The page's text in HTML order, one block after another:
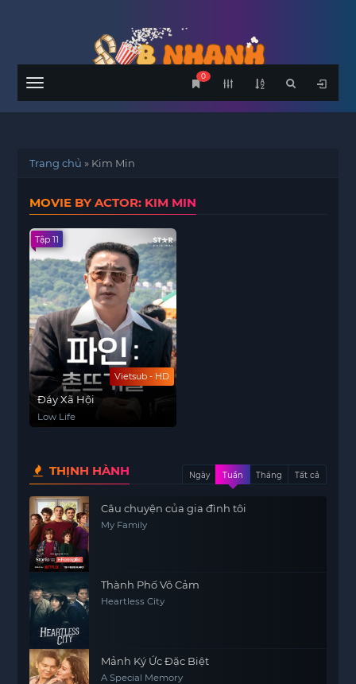
Menu
0
Trang chủ » Kim Min
MOVIE BY ACTOR: KIM MIN
Vietsub - HD
Tập 11
Đáy Xã Hội
Low Life
THỊNH HÀNH Ngày Tuần Tháng Tất cả
Câu chuyện của gia đình tôi
My Family
Thành Phố Vô Cảm
Heartless City
Mảnh Ký Ức Đặc Biệt
A Special Memory